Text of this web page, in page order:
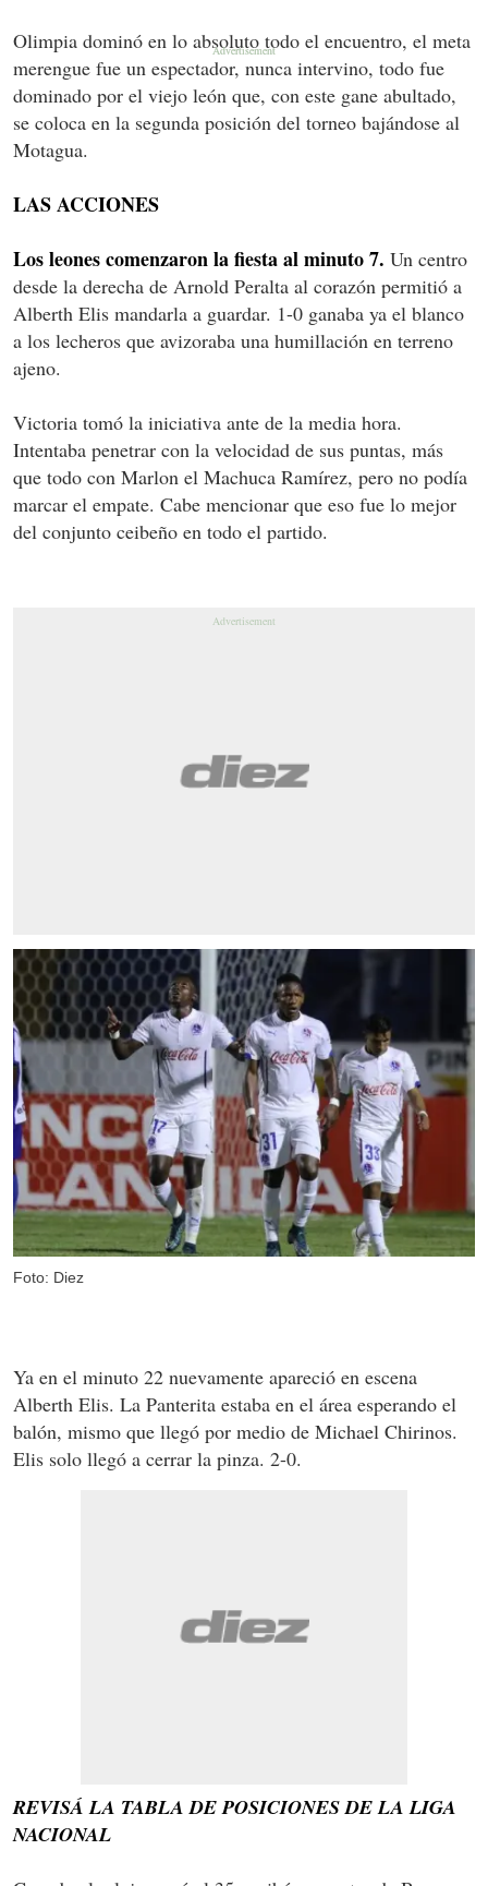
Olimpia dominó en lo absoluto todo el encuentro, el meta
merengue fue un espectador, nunca intervino, todo fue
dominado por el viejo león que, con este gane abultado,
se coloca en la segunda posición del torneo bajándose al
Motagua.
LAS ACCIONES
Los leones comenzaron la fiesta al minuto 7. Un centro
desde la derecha de Arnold Peralta al corazón permitió a
Alberth Elis mandarla a guardar. 1-0 ganaba ya el blanco
a los lecheros que avizoraba una humillación en terreno
ajeno.
Victoria tomó la iniciativa ante de la media hora.
Intentaba penetrar con la velocidad de sus puntas, más
que todo con Marlon el Machuca Ramírez, pero no podía
marcar el empate. Cabe mencionar que eso fue lo mejor
del conjunto ceibeño en todo el partido.
Foto: Diez
Ya en el minuto 22 nuevamente apareció en escena
Alberth Elis. La Panterita estaba en el área esperando el
balón, mismo que llegó por medio de Michael Chirinos.
Elis solo llegó a cerrar la pinza. 2-0.
REVISÁ LA TABLA DE POSICIONES DE LA LIGA
NACIONAL